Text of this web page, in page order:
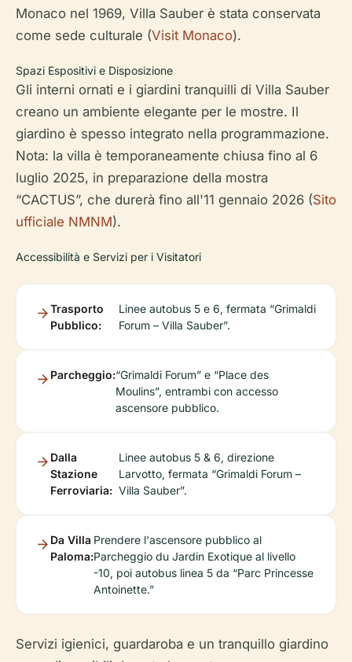
Monaco nel 1969, Villa Sauber è stata conservata
come sede culturale (Visit Monaco).
Spazi Espositivi e Disposizione
Gli interni ornati e i giardini tranquilli di Villa Sauber
creano un ambiente elegante per le mostre. Il
giardino è spesso integrato nella programmazione.
Nota: la villa è temporaneamente chiusa fino al 6
luglio 2025, in preparazione della mostra
“CACTUS”, che durerà fino all'11 gennaio 2026 (Sito
ufficiale NMNM).
Accessibilità e Servizi per i Visitatori
Trasporto
Pubblico:
Linee autobus 5 e 6, fermata “Grimaldi
Forum – Villa Sauber”.
Parcheggio:“Grimaldi Forum” e “Place des
Moulins”, entrambi con accesso
ascensore pubblico.
Dalla
Stazione
Ferroviaria:
Linee autobus 5 & 6, direzione
Larvotto, fermata “Grimaldi Forum –
Villa Sauber”.
Da Villa
Paloma:
Prendere l'ascensore pubblico al
Parcheggio du Jardin Exotique al livello
-10, poi autobus linea 5 da “Parc Princesse
Antoinette.”
Servizi igienici, guardaroba e un tranquillo giardino